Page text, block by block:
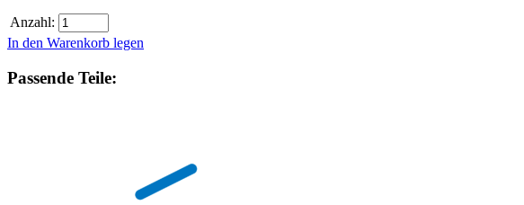
Anzahl:
In den Warenkorb legen
Passende Teile: